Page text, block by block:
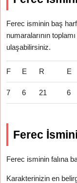
Ferec isminin baş
numaralarının
ulaşabilirsiniz.
F E R E
7 6 21 6
Ferec
Ferec isminin falına
Karakterinizin en